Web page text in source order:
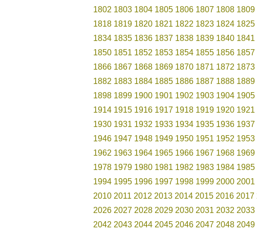
1802 1803 1804 1805 1806 1807 1808 1809
1818 1819 1820 1821 1822 1823 1824 1825
1834 1835 1836 1837 1838 1839 1840 1841
1850 1851 1852 1853 1854 1855 1856 1857
1866 1867 1868 1869 1870 1871 1872 1873
1882 1883 1884 1885 1886 1887 1888 1889
1898 1899 1900 1901 1902 1903 1904 1905
1914 1915 1916 1917 1918 1919 1920 1921
1930 1931 1932 1933 1934 1935 1936 1937
1946 1947 1948 1949 1950 1951 1952 1953
1962 1963 1964 1965 1966 1967 1968 1969
1978 1979 1980 1981 1982 1983 1984 1985
1994 1995 1996 1997 1998 1999 2000 2001
2010 2011 2012 2013 2014 2015 2016 2017
2026 2027 2028 2029 2030 2031 2032 2033
2042 2043 2044 2045 2046 2047 2048 2049